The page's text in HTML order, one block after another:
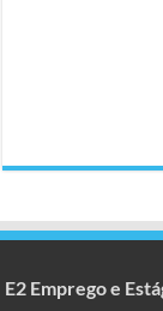
E2 Emprego e